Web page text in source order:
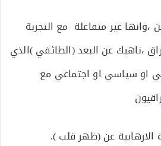
غير متفاعلة مع التجربة
،ناهيك عن البعد (الطائفي )الذي
او سياسي او اجتماعي مع
الارهابية عن (ظهر قلب ).